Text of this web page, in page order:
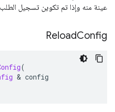
عينة منه وإذا تم تكوين تسجيل
ReloadConfig
(
& config